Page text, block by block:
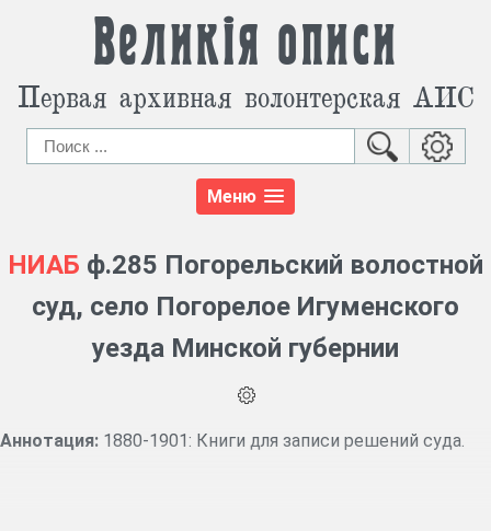
Великія описи
Первая архивная волонтерская АИС
Меню
НИАБ ф.285 Погорельский волостной
суд, село Погорелое Игуменского
уезда Минской губернии
Аннотация: 1880-1901: Книги для записи решений суда.